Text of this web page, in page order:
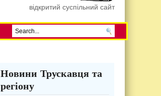
відкритий суспільний сайт
Новини Трускавця та
регіону